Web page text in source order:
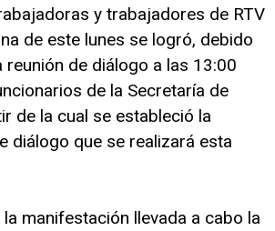
y trabajadores de RTV
de este lunes se logró, debido
reunión de diálogo a las 13:00
de la Secretaría de
de la cual se estableció la
diálogo que se realizará esta
manifestación llevada a cabo la